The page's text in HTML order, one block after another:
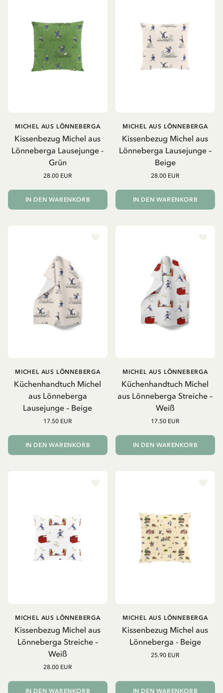
Kissenbezug Michel aus
Lönneberga Lausejunge -
Grün
MICHEL AUS LÖNNEBERGA
28.00 EUR
IN DEN WARENKORB
Kissenbezug Michel aus
Lönneberga Lausejunge –
Beige
MICHEL AUS LÖNNEBERGA
28.00 EUR
IN DEN WARENKORB
Küchenhandtuch Michel
aus Lönneberga
Lausejunge – Beige
MICHEL AUS LÖNNEBERGA
17.50 EUR
IN DEN WARENKORB
Küchenhandtuch Michel
aus Lönneberga Streiche –
Weiß
MICHEL AUS LÖNNEBERGA
17.50 EUR
IN DEN WARENKORB
Kissenbezug Michel aus
Lönneberga Streiche –
Weiß
MICHEL AUS LÖNNEBERGA
28.00 EUR
IN DEN WARENKORB
Kissenbezug Michel aus
Lönneberga - Beige
MICHEL AUS LÖNNEBERGA
25.90 EUR
IN DEN WARENKORB